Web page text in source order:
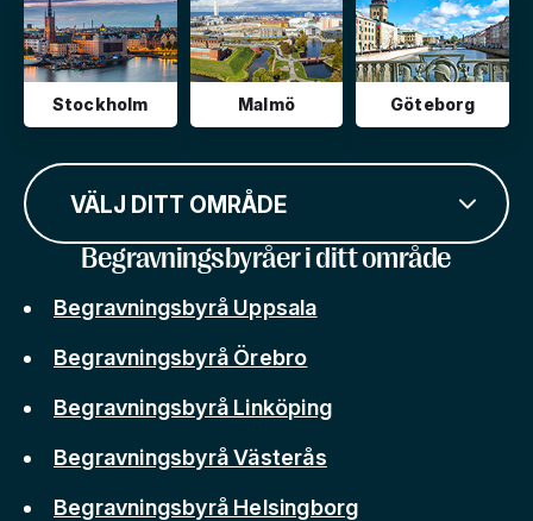
Stockholm Malmö Göteborg
VÄLJ DITT OMRÅDE
Begravningsbyråer i ditt område
Begravningsbyrå Uppsala
Begravningsbyrå Örebro
Begravningsbyrå Linköping
Begravningsbyrå Västerås
Begravningsbyrå Helsingborg